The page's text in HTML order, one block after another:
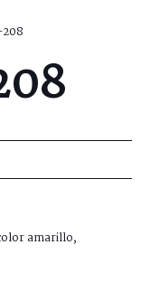
amarillo,